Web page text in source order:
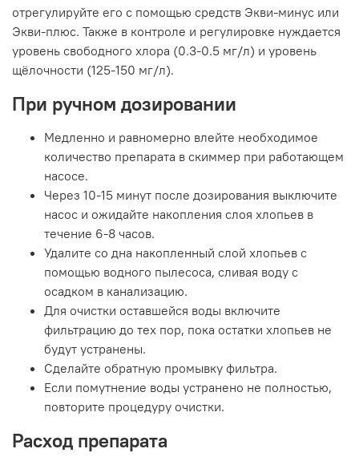
отрегулируйте его с помощью средств Экви-минус или
Экви-плюс. Также в контроле и регулировке нуждается
уровень свободного хлора (0.3-0.5 мг/л) и уровень
щёлочности (125-150 мг/л).
При ручном дозировании
Медленно и равномерно влейте необходимое
количество препарата в скиммер при работающем
насосе.
Через 10-15 минут после дозирования выключите
насос и ожидайте накопления слоя хлопьев в
течение 6-8 часов.
Удалите со дна накопленный слой хлопьев с
помощью водного пылесоса, сливая воду с
осадком в канализацию.
Для очистки оставшейся воды включите
фильтрацию до тех пор, пока остатки хлопьев не
будут устранены.
Сделайте обратную промывку фильтра.
Если помутнение воды устранено не полностью,
повторите процедуру очистки.
Расход препарата